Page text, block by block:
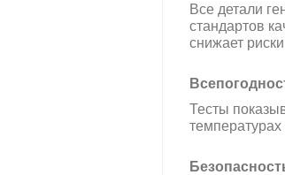
Все детали
стандартов
снижает
Тесты